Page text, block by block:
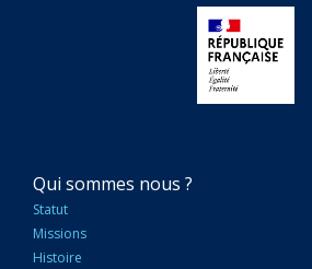
NAVIGATION
PRINCIPALE
Qui sommes nous ?
Statut
Missions
Histoire